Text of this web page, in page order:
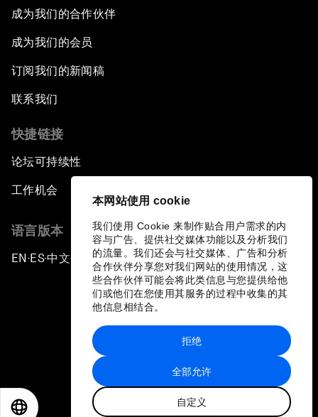
本网站使用 cookie
我们使用 Cookie 来制作贴合用户需求的内
容与广告、提供社交媒体功能以及分析我们
的流量。我们还会与社交媒体、广告和分析
合作伙伴分享您对我们网站的使用情况，这
些合作伙伴可能会将此类信息与您提供给他
们或他们在您使用其服务的过程中收集的其
他信息相结合。
全部允许
自定义
拒绝
成为我们的合作伙伴
成为我们的会员
订阅我们的新闻稿
联系我们
快捷链接
论坛可持续性
工作机会
语言版本
EN ▪ES▪中文▪ 日本語
站点地图
世界经济论坛